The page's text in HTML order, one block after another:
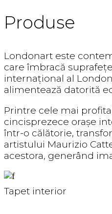
Produse
Londonart este
care îmbracă
internațional al
alimentează datorită
Printre cele mai
cincisprezece orașe
într-o călătorie,
artistului Maurizio
acestora, generând
Tapet interior